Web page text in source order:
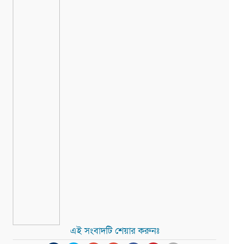
এই সংবাদটি শেয়ার করুনঃ